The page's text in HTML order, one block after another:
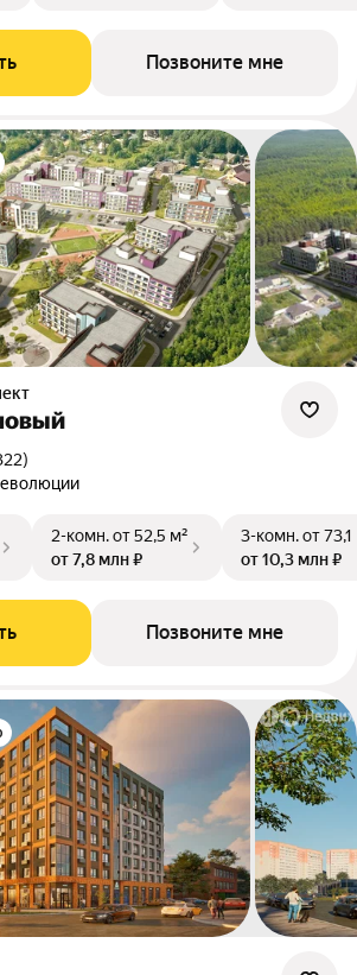
Позвоните мне
2-комн.от 52,5 м²
от 7,8 млн ₽
3-комн.от 73,1
от 10,3 млн ₽
Позвоните мне